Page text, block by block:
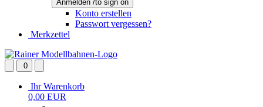
Konto erstellen
Passwort vergessen?
Merkzettel
0
Ihr Warenkorb
0,00 EUR